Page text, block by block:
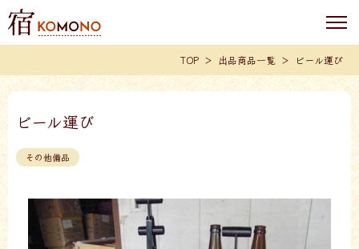
TOP 出品商品一覧 ビール運び
ビール運び
その他備品